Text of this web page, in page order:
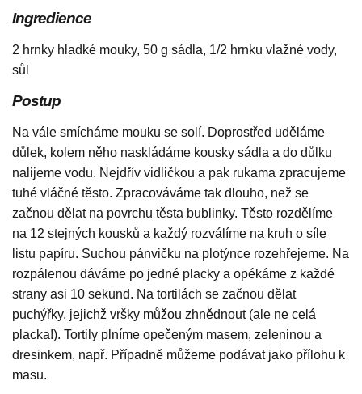
Ingredience
2 hrnky hladké mouky, 50 g sádla, 1/2 hrnku vlažné vody,
sůl
Postup
Na vále smícháme mouku se solí. Doprostřed uděláme
důlek, kolem něho naskládáme kousky sádla a do důlku
nalijeme vodu. Nejdřív vidličkou a pak rukama zpracujeme
tuhé vláčné těsto. Zpracováváme tak dlouho, než se
začnou dělat na povrchu těsta bublinky. Těsto rozdělíme
na 12 stejných kousků a každý rozválíme na kruh o síle
listu papíru. Suchou pánvičku na plotýnce rozehřejeme. Na
rozpálenou dáváme po jedné placky a opékáme z každé
strany asi 10 sekund. Na tortilách se začnou dělat
puchýřky, jejichž vršky můžou zhnědnout (ale ne celá
placka!). Tortily plníme opečeným masem, zeleninou a
dresinkem, např. Případně můžeme podávat jako přílohu k
masu.